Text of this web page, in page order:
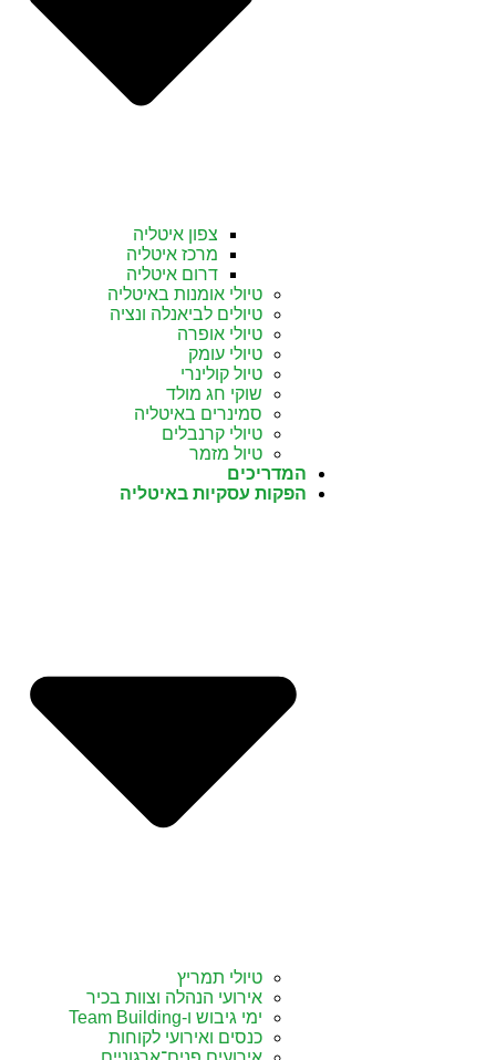
צפון איטליה
מרכז איטליה
דרום איטליה
טיולי אומנות באיטליה
טיולים לביאנלה ונציה
טיולי אופרה
טיולי עומק
טיול קולינרי
שוקי חג מולד
סמינרים באיטליה
טיולי קרנבלים
טיול מזמר
המדריכים
הפקות עסקיות באיטליה
טיולי תמריץ
אירועי הנהלה וצוות בכיר
ימי גיבוש ו-Team Building
כנסים ואירועי לקוחות